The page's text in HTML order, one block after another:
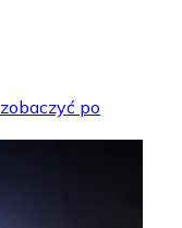
po